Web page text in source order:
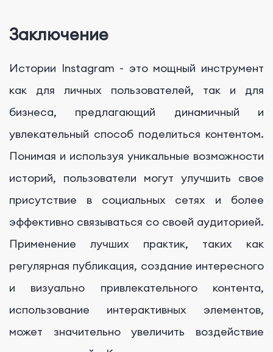
Заключение
Истории Instagram - это мощный инструмент
как для личных пользователей, так и для
бизнеса, предлагающий динамичный и
увлекательный способ поделиться контентом.
Понимая и используя уникальные возможности
историй, пользователи могут улучшить свое
присутствие в социальных сетях и более
эффективно связываться со своей аудиторией.
Применение лучших практик, таких как
регулярная публикация, создание интересного
и визуально привлекательного контента,
использование интерактивных элементов,
может значительно увеличить воздействие